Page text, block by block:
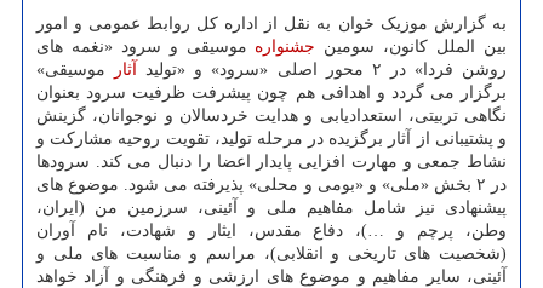
به گزارش موزیک خوان به نقل از اداره کل روابط عمومی و امور
بین الملل کانون، سومین جشنواره موسیقی و سرود «نغمه های
روشن فردا» در ۲ محور اصلی «سرود» و «تولید
آثار
موسیقی»
برگزار می گردد و اهدافی هم چون پیشرفت ظرفیت سرود بعنوان
نگاهی تربیتی، استعدادیابی و هدایت خردسالان و نوجوانان، گزینش
و پشتیبانی از آثار برگزیده در مرحله تولید، تقویت روحیه مشارکت و
نشاط جمعی و مهارت افزایی پایدار اعضا را دنبال می کند. سرودها
در ۲ بخش «ملی» و «بومی و محلی» پذیرفته می شود. موضوع های
پیشنهادی نیز شامل مفاهیم ملی و آئینی، سرزمین من (ایران،
وطن، پرچم و …)، دفاع مقدس، ایثار و شهادت، نام آوران
(شخصیت های تاریخی و انقلابی)، مراسم و مناسبت های ملی و
آئینی، سایر مفاهیم و موضوع های ارزشی و فرهنگی و آزاد خواهد